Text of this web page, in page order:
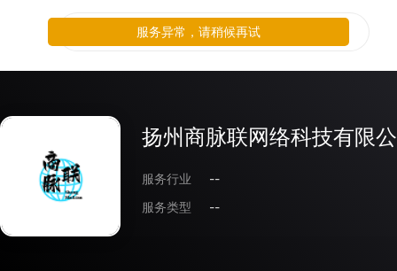
扬州商脉联网络科技有限
服务行业
--
服务类型
--
服务异常，请稍候再试